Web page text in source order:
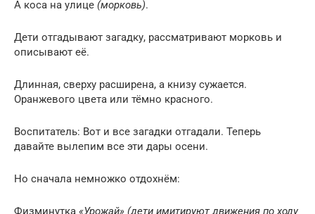
А коса на улице (морковь).
Дети отгадывают загадку, рассматривают морковь и
описывают её.
Длинная, сверху расширена, а книзу сужается.
Оранжевого цвета или тёмно красного.
Воспитатель: Вот и все загадки отгадали. Теперь
давайте вылепим все эти дары осени.
Но сначала немножко отдохнём:
Физминутка «Урожай» (дети имитируют движения по ходу